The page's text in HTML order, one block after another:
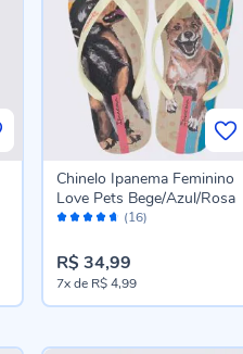
Avaliação: (16)
Chinelo Ipanema Feminino
Love Pets Bege/Azul/Rosa
R$ 34,99
7xde R$ 4,99